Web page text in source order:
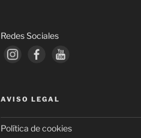
Redes Sociales
AVISO LEGAL
Política de cookies